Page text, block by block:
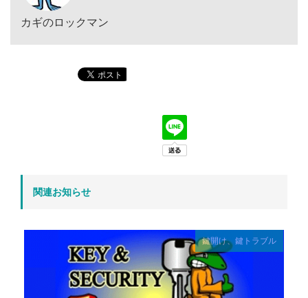
カギのロックマン
関連お知らせ
鍵開け、鍵トラブル